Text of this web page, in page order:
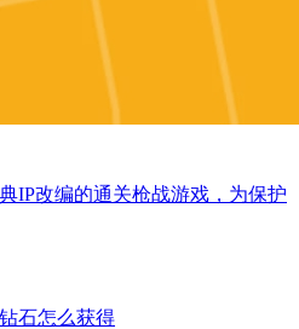
IP改编的通关枪战游戏，为保护
石怎么获得